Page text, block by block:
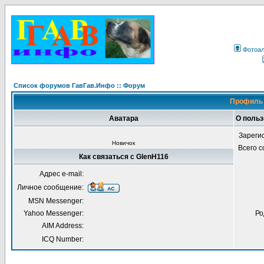
Список форумов ГавГав.Инфо :: Форум
Профиль
Аватара О
Новичок
Всего
Как связаться с GlenH116
Адрес e-mail:
Личное сообщение:
MSN Messenger:
Yahoo Messenger:
AIM Address:
ICQ Number: